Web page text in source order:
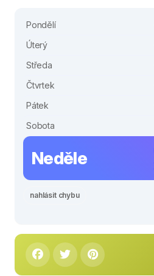
Pondělí
Úterý
Středa
Čtvrtek
Pátek
Sobota
Neděle
nahlásit chybu